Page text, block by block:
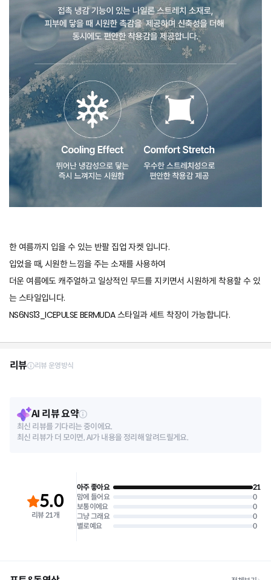
한 여름까지 입을 수 있는 반팔 집업 자켓 입니다.
입었을 때, 시원한 느낌을 주는 소재를 사용하여
더운 여름에도 캐주얼하고 일상적인 무드를 지키면서 시원하게 착용할 수 있
는 스타일입니다.
NS6NS13_ICEPULSE BERMUDA스타일과 세트 착장이 가능합니다.